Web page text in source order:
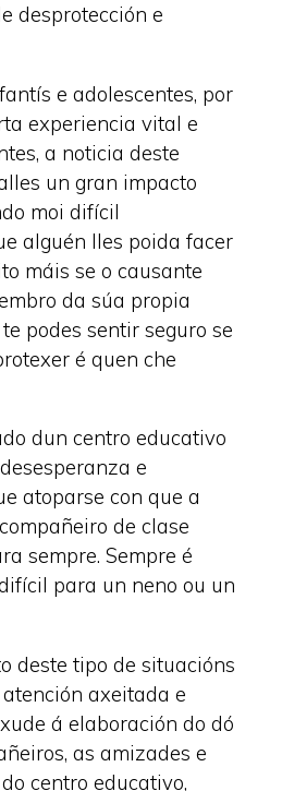
desprotección e
e adolescentes, por
experiencia vital e
a noticia deste
un gran impacto
moi difícil
alguén lles poida facer
máis se o causante
da súa propia
podes sentir seguro se
é quen che
dun centro educativo
e
atoparse con que a
de clase
sempre. Sempre é
para un neno ou un
deste tipo de situacións
axeitada e
á elaboración do dó
as amizades e
centro educativo,